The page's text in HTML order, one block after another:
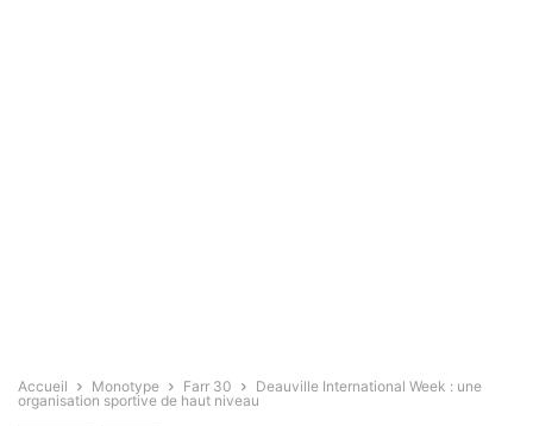
Accueil Monotype Farr 30
Deauville International Week : une
organisation sportive de haut niveau